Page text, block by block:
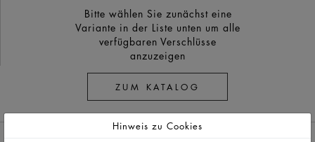
Bitte wählen Sie zunächst eine
Variante in der Liste unten um alle
verfügbaren Verschlüsse
anzuzeigen
ZUM KATALOG
Hinweis zu Cookies